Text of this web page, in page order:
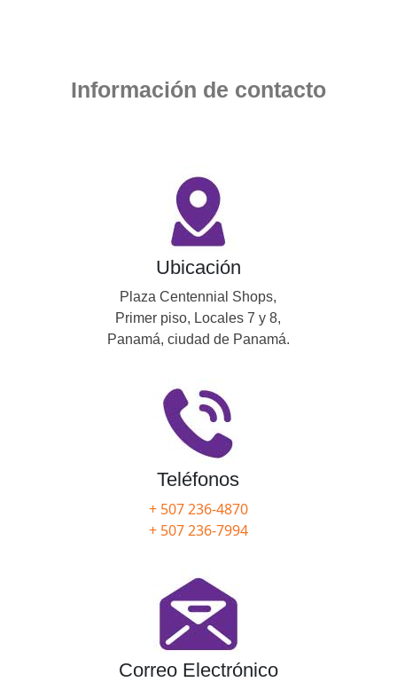
Información de contacto
Ubicación
Plaza Centennial Shops,
Primer piso, Locales 7 y 8,
Panamá, ciudad de Panamá.
Teléfonos
+ 507 236-4870
+ 507 236-7994
Correo Electrónico